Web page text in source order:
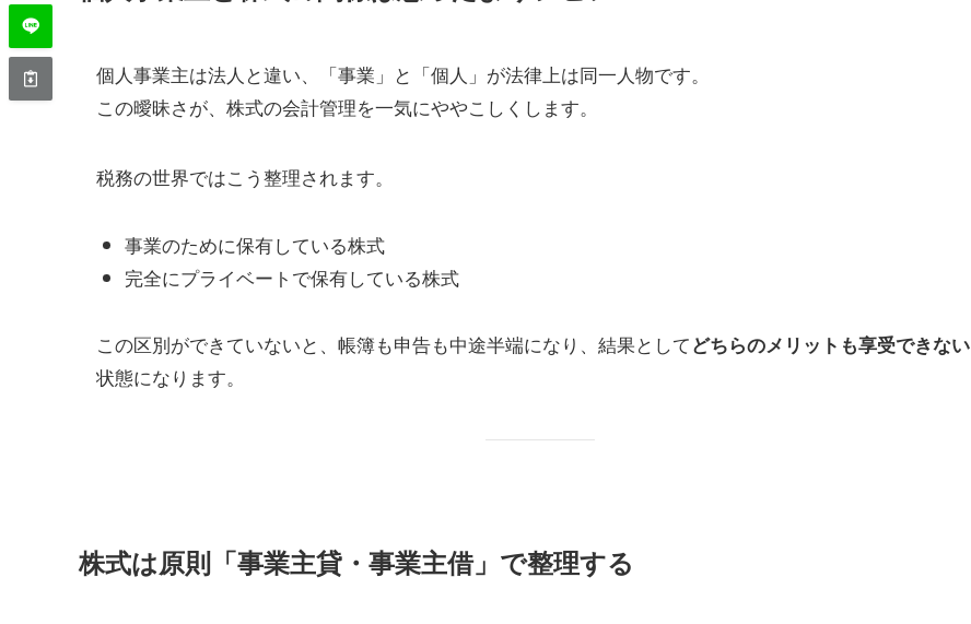
個人事業主は法人と違い、「事業」と「個人」が法律上は同一人物です。
この曖昧さが、株式の会計管理を一気にややこしくします。
税務の世界ではこう整理されます。
事業のために保有している株式
完全にプライベートで保有している株式
この区別ができていないと、帳簿も申告も中途半端になり、結果としてどちらのメリットも享受できない
状態になります。
株式は原則「事業主貸・事業主借」で整理する